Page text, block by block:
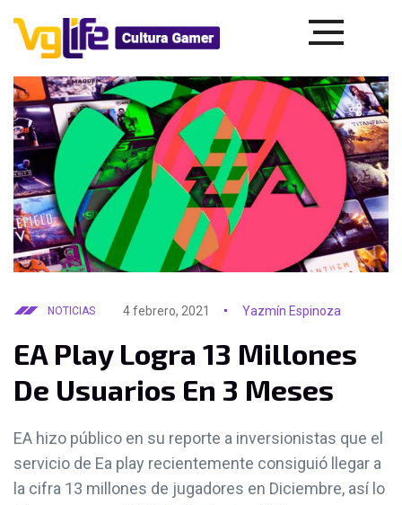
NOTICIAS 4 febrero, 2021 Yazmín Espinoza
EA Play Logra 13 Millones
De Usuarios En 3 Meses
EA hizo público en su reporte a inversionistas que el
servicio de Ea play recientemente consiguió llegar a
la cifra 13 millones de jugadores en Diciembre, así lo